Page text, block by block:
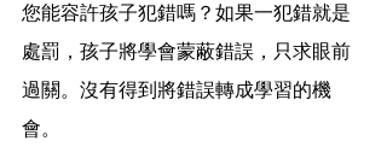
您能容許孩子犯錯嗎？如果一犯錯就是
處罰，孩子將學會蒙蔽錯誤，只求眼前
過關。沒有得到將錯誤轉成學習的機
會。